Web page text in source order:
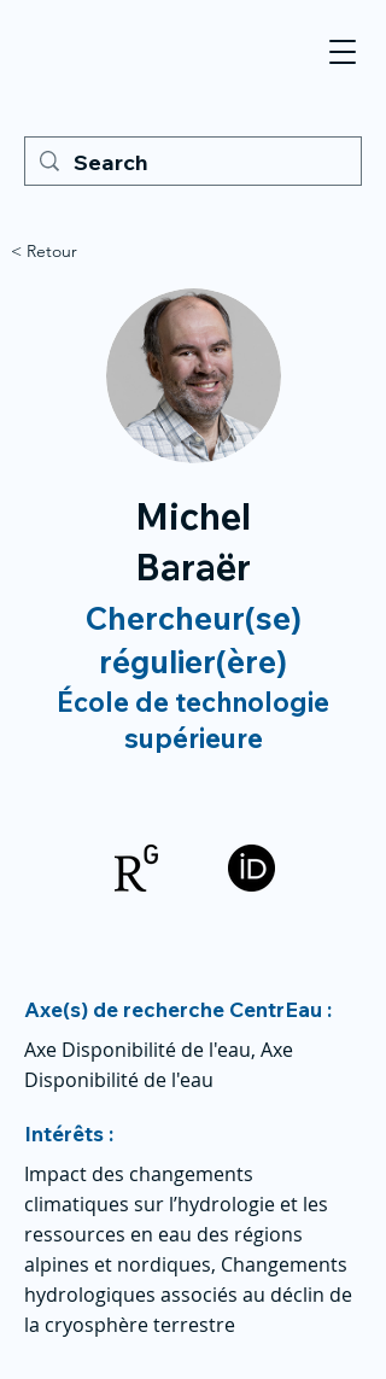
< Retour
Michel
Baraër
Chercheur(se)
régulier(ère)
École de technologie
supérieure
Axe(s) de recherche CentrEau :
Axe Disponibilité de l'eau, Axe
Disponibilité de l'eau
Intérêts :
Impact des changements
climatiques sur l’hydrologie et les
ressources en eau des régions
alpines et nordiques, Changements
hydrologiques associés au déclin de
la cryosphère terrestre